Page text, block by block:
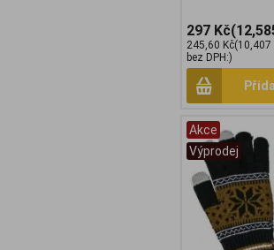
297 Kč
245,60 Kč(10,407
bez DPH:)
Akce
Výprodej